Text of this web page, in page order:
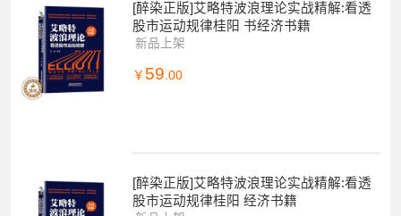
[醉染正版]艾略特波浪理论实战精解:看透
股市运动规律桂阳 书经济书籍
新品上架
￥ 59.00
[醉染正版]艾略特波浪理论实战精解:看透
股市运动规律桂阳 经济书籍